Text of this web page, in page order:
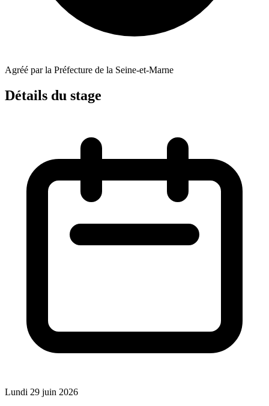
Agréé par la Préfecture de la Seine-et-Marne
Détails du stage
Lundi 29 juin 2026